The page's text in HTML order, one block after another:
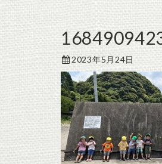
2023年5月24日